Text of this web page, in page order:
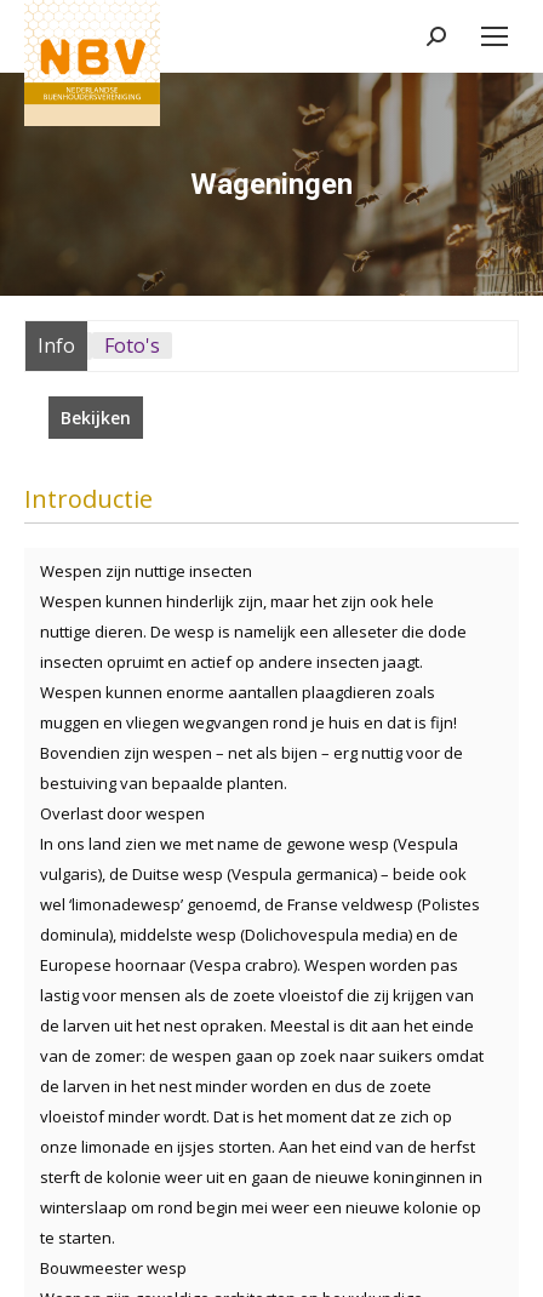
Zoeken:
Wageningen
Info Foto's
Bekijken
Introductie
Wespen zijn nuttige insecten
Wespen kunnen hinderlijk zijn, maar het zijn ook hele
nuttige dieren. De wesp is namelijk een alleseter die dode
insecten opruimt en actief op andere insecten jaagt.
Wespen kunnen enorme aantallen plaagdieren zoals
muggen en vliegen wegvangen rond je huis en dat is fijn!
Bovendien zijn wespen – net als bijen – erg nuttig voor de
bestuiving van bepaalde planten.
Overlast door wespen
In ons land zien we met name de gewone wesp (Vespula
vulgaris), de Duitse wesp (Vespula germanica) – beide ook
wel ‘limonadewesp’ genoemd, de Franse veldwesp (Polistes
dominula), middelste wesp (Dolichovespula media) en de
Europese hoornaar (Vespa crabro). Wespen worden pas
lastig voor mensen als de zoete vloeistof die zij krijgen van
de larven uit het nest opraken. Meestal is dit aan het einde
van de zomer: de wespen gaan op zoek naar suikers omdat
de larven in het nest minder worden en dus de zoete
vloeistof minder wordt. Dat is het moment dat ze zich op
onze limonade en ijsjes storten. Aan het eind van de herfst
sterft de kolonie weer uit en gaan de nieuwe koninginnen in
winterslaap om rond begin mei weer een nieuwe kolonie op
te starten.
Bouwmeester wesp